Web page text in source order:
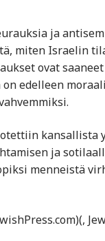
ja
miten Israelin
ovat
edelleen
ja
menneistä